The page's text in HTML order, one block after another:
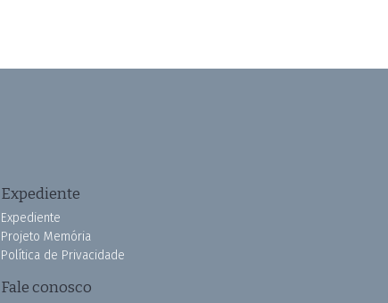
Expediente
Expediente
Projeto Memória
Política de Privacidade
Fale conosco